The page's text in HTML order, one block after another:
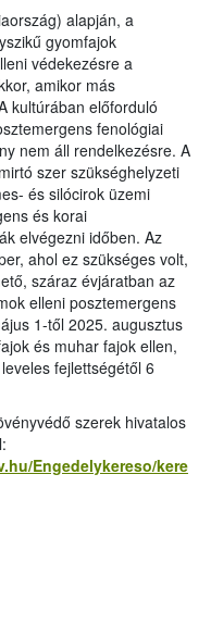
alapján, a
gyomfajok
védekezésre a
amikor más
kultúrában előforduló
fenológiai
nem áll rendelkezésre. A
szer szükséghelyzeti
és silócirok üzemi
és korai
elvégezni időben. Az
ahol ez szükséges volt,
száraz évjáratban az
elleni posztemergens
1-től 2025. augusztus
és muhar fajok ellen,
fejlettségétől 6
szerek hivatalos
Engedelykereso/kere